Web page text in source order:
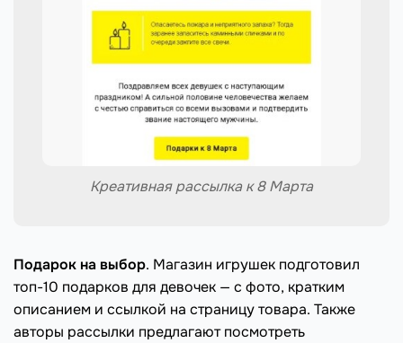
Креативная рассылка к 8 Марта
Подарок на выбор. Магазин игрушек подготовил
топ-10 подарков для девочек — с фото, кратким
описанием и ссылкой на страницу товара. Также
авторы рассылки предлагают посмотреть